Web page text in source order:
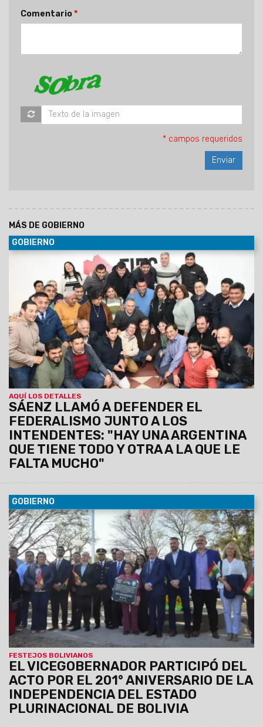
Comentario
* campos requeridos
MÁS DE GOBIERNO
GOBIERNO
AQUÍ LOS DETALLES
SÁENZ LLAMÓ A DEFENDER EL
FEDERALISMO JUNTO A LOS
INTENDENTES: "HAY UNA ARGENTINA
QUE TIENE TODO Y OTRA A LA QUE LE
FALTA MUCHO"
30/06/2029
Al participar de la Asamblea del Foro de
intendentes donde se ratificó la conducción de Marcelo
Moisés y Efraín Orosco, el Gobernador destacó el orden
financiero de Salta pese a la deuda heredada y el escenario
nacional. Aseguró que Gobierno provincial y los intendentes
forman un mismo equipo, unidos por la gente.
GOBIERNO
FESTEJOS BOLIVIANOS
EL VICEGOBERNADOR PARTICIPÓ DEL
ACTO POR EL 201° ANIVERSARIO DE LA
INDEPENDENCIA DEL ESTADO
PLURINACIONAL DE BOLIVIA
07/08/2026 Antonio Marocco acompañó la
conmemoración del Consulado de Bolivia en Salta, donde se
destacó la histórica hermandad entre ambos pueblos y el
aporte de la comunidad boliviana al desarrollo de la provincia.